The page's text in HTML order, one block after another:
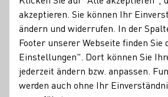
Insgesamt drei Empfänge besucht
Weinkönigin 2021/22 Sina Erdrich in
DWM
akzeptieren. Sie können Ihr
ändern und widerrufen. In der
Footer unserer Webseite finden Sie
Einstellungen". Dort können Sie
jederzeit ändern bzw. anpassen.
werden auch ohne Ihr